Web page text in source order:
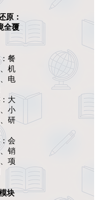
原：
全覆
：餐
机
电
：大
小
研
：会
销
项
块